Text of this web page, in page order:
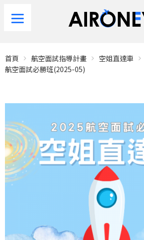
首頁 航空面試指導計畫 空姐直達車
航空面試必勝班(2025-05)